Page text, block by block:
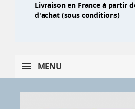
Livraison en France à partir
d'achat (sous conditions)
MENU